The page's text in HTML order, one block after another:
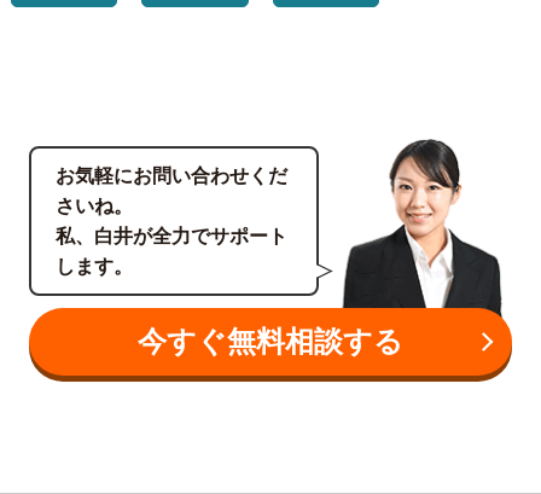
お気軽にお問い合わせくだ
さいね。
私、白井が全力でサポート
します。
今すぐ無料相談する